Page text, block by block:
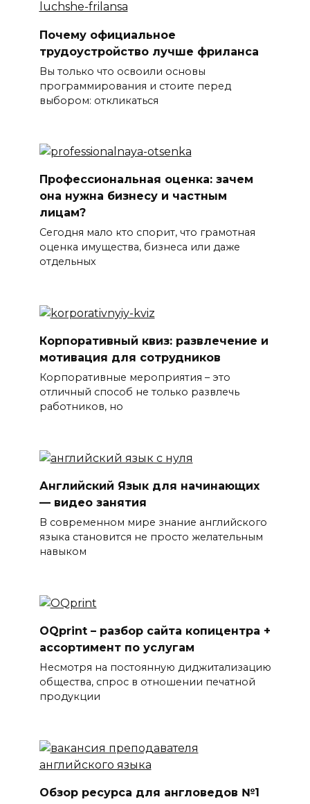
Почему официальное
трудоустройство лучше фриланса
Вы только что освоили основы
программирования и стоите перед
выбором: откликаться
Профессиональная оценка: зачем
она нужна бизнесу и частным
лицам?
Сегодня мало кто спорит, что грамотная
оценка имущества, бизнеса или даже
отдельных
Корпоративный квиз: развлечение и
мотивация для сотрудников
Корпоративные мероприятия – это
отличный способ не только развлечь
работников, но
Английский Язык для начинающих
— видео занятия
В современном мире знание английского
языка становится не просто желательным
навыком
OQprint – разбор сайта копицентра +
ассортимент по услугам
Несмотря на постоянную диджитализацию
общества, спрос в отношении печатной
продукции
Обзор ресурса для англоведов №1